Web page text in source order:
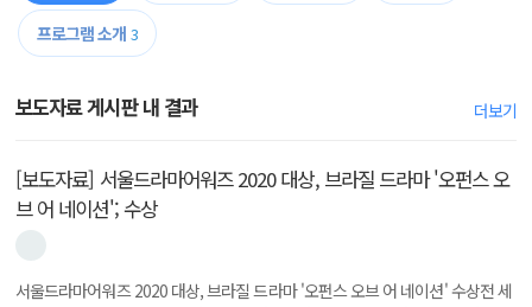
프로그램 소개 3
보도자료 게시판 내 결과 더보기
[보도자료] 서울드라마어워즈 2020 대상, 브라질 드라마 '오펀스 오
브 어 네이션'; 수상
서울드라마어워즈 2020 대상, 브라질 드라마 '오펀스 오브 어 네이션' 수상전 세